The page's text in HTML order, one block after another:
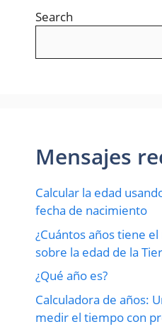
Search
Mensajes
Calcular la edad
fecha de nacimiento
¿Cuántos años tiene
sobre la edad de la
¿Qué año es?
Calculadora de años:
medir el tiempo con